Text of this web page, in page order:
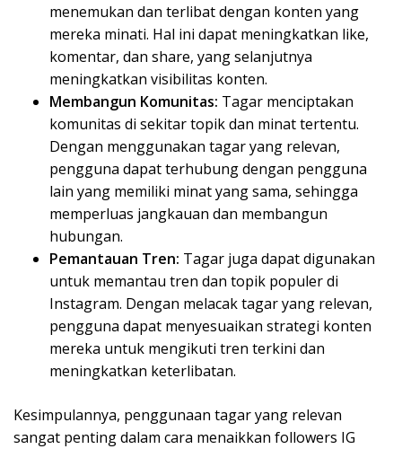
menemukan dan terlibat dengan konten yang
mereka minati. Hal ini dapat meningkatkan like,
komentar, dan share, yang selanjutnya
meningkatkan visibilitas konten.
Membangun Komunitas: Tagar menciptakan
komunitas di sekitar topik dan minat tertentu.
Dengan menggunakan tagar yang relevan,
pengguna dapat terhubung dengan pengguna
lain yang memiliki minat yang sama, sehingga
memperluas jangkauan dan membangun
hubungan.
Pemantauan Tren: Tagar juga dapat digunakan
untuk memantau tren dan topik populer di
Instagram. Dengan melacak tagar yang relevan,
pengguna dapat menyesuaikan strategi konten
mereka untuk mengikuti tren terkini dan
meningkatkan keterlibatan.
Kesimpulannya, penggunaan tagar yang relevan
sangat penting dalam cara menaikkan followers IG